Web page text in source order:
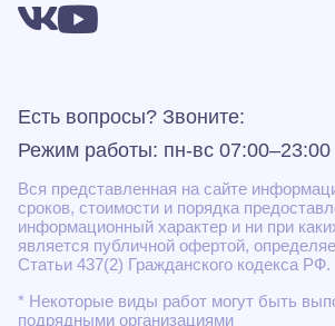
Есть вопросы? Звоните:
Режим работы: пн-вс 07:00–23:00
Вся представленная на сайте
сроков, стоимости и порядка
информационный характер и ни при
является публичной офертой,
Статьи 437(2) Гражданского кодекса РФ.
* Некоторые виды работ могут быть
подрядными организациями